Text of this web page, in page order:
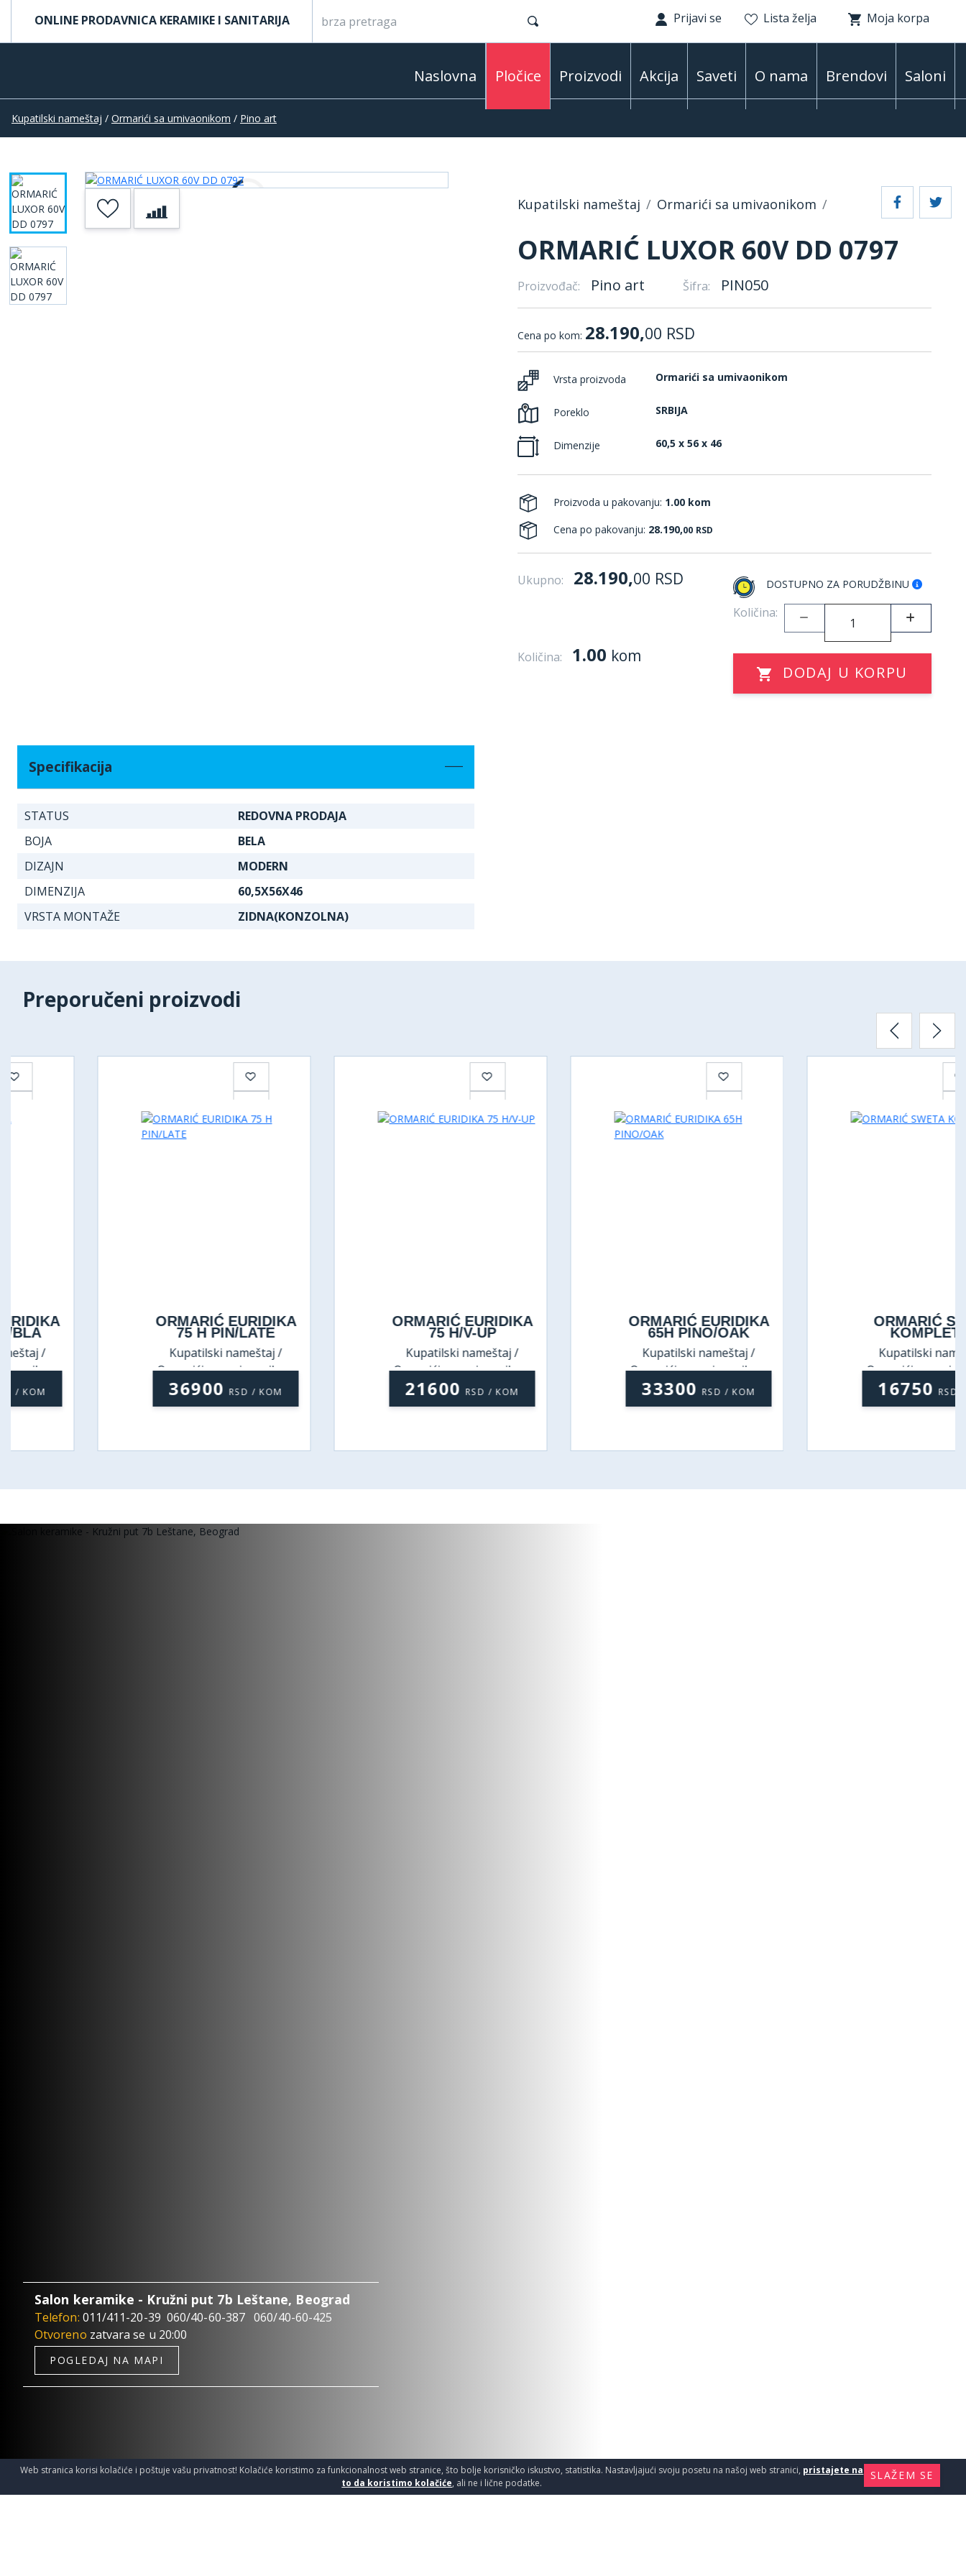
ONLINE PRODAVNICA KERAMIKE I SANITARIJA Prijavi se Lista želja Moja korpa
Naslovna Pločice Proizvodi Akcija Saveti O nama Brendovi Saloni
Kupatilski nameštaj / Ormarići sa umivaonikom / Pino art
Kupatilski nameštaj Ormarići sa umivaonikom
ORMARIĆ LUXOR 60V DD 0797
Proizvođač: Pino art Šifra: PIN050
Cena po kom: 28.190,00 RSD
Vrsta proizvoda Ormarići sa umivaonikom
Poreklo SRBIJA
Dimenzije 60,5 x 56 x 46
Proizvoda u pakovanju: 1.00 kom
Cena po pakovanju: 28.190,00 RSD
Ukupno: 28.190,00 RSD DOSTUPNO ZA PORUDŽBINU
Količina:
Količina: 1.00 kom
DODAJ U KORPU
Specifikacija
STATUS
REDOVNA PRODAJA
BOJA
BELA
DIZAJN
MODERN
DIMENZIJA
60,5X56X46
VRSTA MONTAŽE
ZIDNA(KONZOLNA)
Preporučeni proizvodi
ORMARIĆ EURIDIKA
75 H PIN/LATE
Kupatilski nameštaj /
Ormarići sa umivaonikom
RSD / KOM
ORMARIĆ EURIDIKA
Kupatilski nameštaj /
Ormarići sa umivaonikom
RSD / KOM
ORMARIĆ EURIDIKA
65H PINO/OAK
Kupatilski nameštaj /
Ormarići sa umivaonikom
RSD / KOM
ORMARIĆ SWETA
KOMPLET 56
Kupatilski nameštaj /
Ormarići sa umivaonikom
RSD / KOM
Salon keramike - Kružni put 7b Leštane, Beograd
Telefon: 011/411-20-39 060/40-60-387 060/40-60-425
Otvoreno zatvara se u 20:00
POGLEDAJ NA MAPI
SLAŽEM SE
Web stranica korisi kolačiće i poštuje vašu privatnost! Kolačiće koristimo za funkcionalnost web stranice, što bolje korisničko iskustvo, statistika. Nastavljajući svoju posetu na našoj web stranici, pristajete na
to da koristimo kolačiće, ali ne i lične podatke.